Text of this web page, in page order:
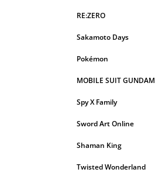
RE:ZERO
Sakamoto Days
Pokémon
MOBILE SUIT GUNDAM
Spy X Family
Sword Art Online
Shaman King
Twisted Wonderland